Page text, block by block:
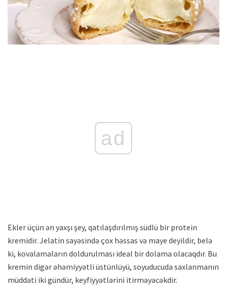
ad
Ekler üçün ən yaxşı şey, qatılaşdırılmış südlü bir protein
kremidir. Jelatin sayəsində çox həssas və maye deyildir, belə
ki, kovalamaların doldurulması ideal bir dolama olacaqdır. Bu
kremin digər əhəmiyyətli üstünlüyü, soyuducuda saxlanmanın
müddəti iki gündür, keyfiyyətlərini itirməyəcəkdir.